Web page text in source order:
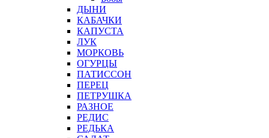
ДЫНИ
КАБАЧКИ
КАПУСТА
ЛУК
МОРКОВЬ
ОГУРЦЫ
ПАТИССОН
ПЕРЕЦ
ПЕТРУШКА
РАЗНОЕ
РЕДИС
РЕДЬКА